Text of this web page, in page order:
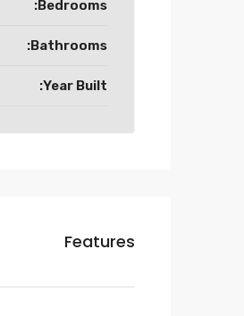
Bedrooms:
Bathrooms:
Year Built:
Features